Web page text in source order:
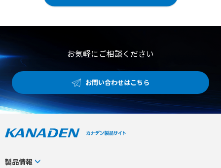
お気軽にご相談ください
お問い合わせはこちら
製品情報